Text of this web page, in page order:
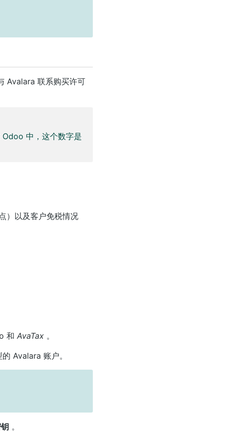
Avalara 联系购买许可
中，这个数字是
）以及客户免税情况
和 AvaTax 。
Avalara 账户。
。